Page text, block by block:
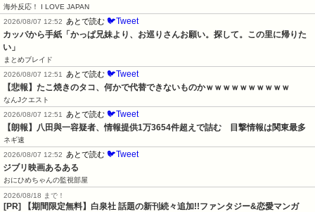
海外反応！ I LOVE JAPAN
2026/08/07 12:52
あとで読む 🐦Tweet
カッパから手紙「かっぱ兄妹より、お巡りさんお願い。探して。この里に帰りた
い」
まとめブレイド
2026/08/07 12:51
あとで読む 🐦Tweet
【悲報】たこ焼きのタコ、何かで代替できないものかｗｗｗｗｗｗｗｗｗｗ
なんJクエスト
2026/08/07 12:51
あとで読む 🐦Tweet
【朗報】八田與一容疑者、情報提供1万3654件超えで詰む　目撃情報は関東最多
ネギ速
2026/08/07 12:52
あとで読む 🐦Tweet
ジブリ映画あるある
おにひめちゃんの監視部屋
2026/08/18 まで！
[PR] 【期間限定無料】白泉社 話題の新刊続々追加!!ファンタジー&恋愛マンガ